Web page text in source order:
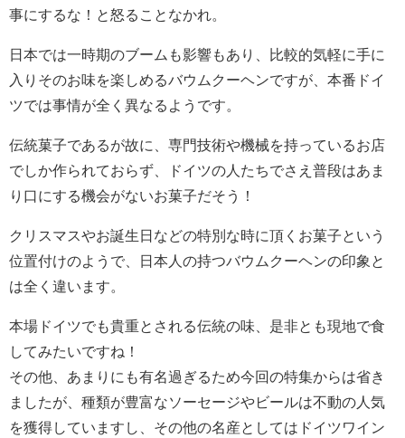
事にするな！と怒ることなかれ。
日本では一時期のブームも影響もあり、比較的気軽に手に
入りそのお味を楽しめるバウムクーヘンですが、本番ドイ
ツでは事情が全く異なるようです。
伝統菓子であるが故に、専門技術や機械を持っているお店
でしか作られておらず、ドイツの人たちでさえ普段はあま
り口にする機会がないお菓子だそう！
クリスマスやお誕生日などの特別な時に頂くお菓子という
位置付けのようで、日本人の持つバウムクーヘンの印象と
は全く違います。
本場ドイツでも貴重とされる伝統の味、是非とも現地で食
してみたいですね！
その他、あまりにも有名過ぎるため今回の特集からは省き
ましたが、種類が豊富なソーセージやビールは不動の人気
を獲得していますし、その他の名産としてはドイツワイン